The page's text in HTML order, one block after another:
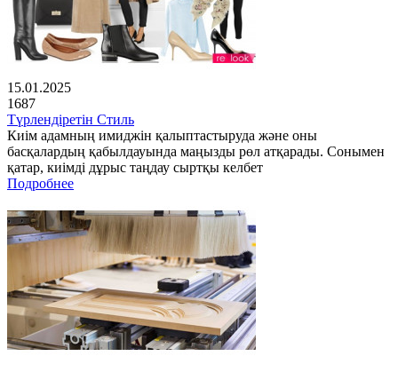
15.01.2025
1687
Түрлендіретін Стиль
Киім адамның имиджін қалыптастыруда және оны
басқалардың қабылдауында маңызды рөл атқарады. Сонымен
қатар, киімді дұрыс таңдау сыртқы келбет
Подробнее